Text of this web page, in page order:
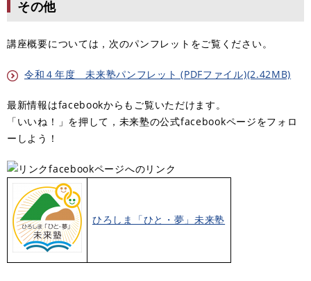
その他
講座概要については，次のパンフレットをご覧ください。
令和４年度 未来塾パンフレット (PDFファイル)(2.42MB)
最新情報はfacebookからもご覧いただけます。
「いいね！」を押して，未来塾の公式facebookページをフォロ
ーしよう！
facebookページへのリンク
ひろしま「ひと・夢」未来塾